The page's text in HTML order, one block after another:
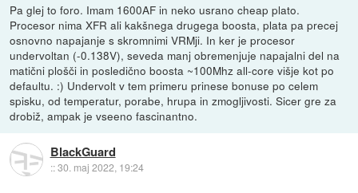
Pa glej to foro. Imam 1600AF in neko usrano cheap plato.
Procesor nima XFR ali kakšnega drugega boosta, plata pa precej
osnovno napajanje s skromnimi VRMji. In ker je procesor
undervoltan (-0.138V), seveda manj obremenjuje napajalni del na
matični plošči in posledično boosta ~100Mhz all-core višje kot po
defaultu. :) Undervolt v tem primeru prinese bonuse po celem
spisku, od temperatur, porabe, hrupa in zmogljivosti. Sicer gre za
drobiž, ampak je vseeno fascinantno.
BlackGuard
::30. maj 2022, 19:24